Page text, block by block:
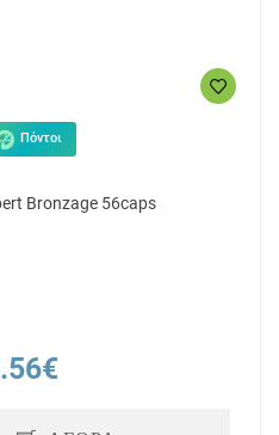
Πόντοι
Bronzage 56caps